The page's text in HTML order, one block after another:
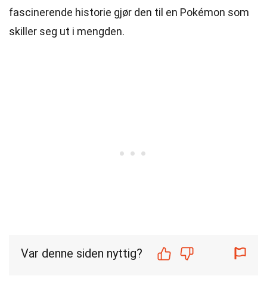
fascinerende historie gjør den til en Pokémon som
skiller seg ut i mengden.
Var denne siden nyttig?